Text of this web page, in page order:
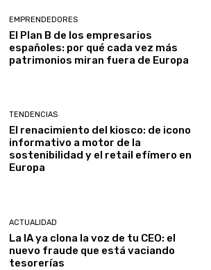
EMPRENDEDORES
El Plan B de los empresarios
españoles: por qué cada vez más
patrimonios miran fuera de Europa
TENDENCIAS
El renacimiento del kiosco: de icono
informativo a motor de la
sostenibilidad y el retail efímero en
Europa
ACTUALIDAD
La IA ya clona la voz de tu CEO: el
nuevo fraude que está vaciando
tesorerías